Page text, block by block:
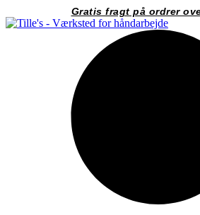
til
Gratis fragt på ordrer